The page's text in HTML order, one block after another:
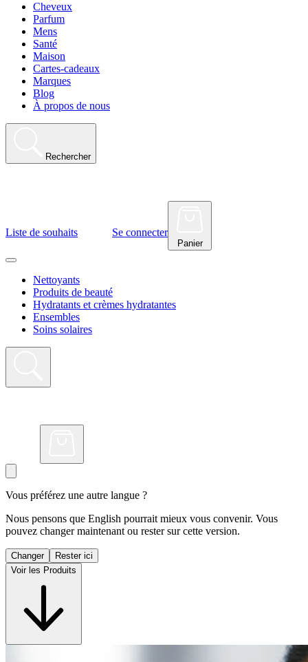
Cheveux
Parfum
Mens
Santé
Maison
Cartes-cadeaux
Marques
Blog
À propos de nous
Rechercher
Liste de souhaits Se connecter
Panier
Nettoyants
Produits de beauté
Hydratants et crèmes hydratantes
Ensembles
Soins solaires
Vous préférez une autre langue ?
Nous pensons que English pourrait mieux vous convenir. Vous
pouvez changer maintenant ou rester sur cette version.
Changer
Rester ici
Voir les Produits